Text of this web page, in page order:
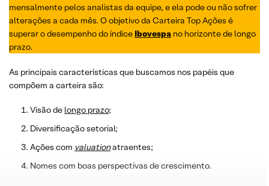
mensalmente pelos analistas da equipe, e ela pode ou não sofrer
alterações a cada mês. O objetivo da Carteira Top Ações é
superar o desempenho do índice Ibovespa no horizonte de longo
prazo.
As principais características que buscamos nos papéis que
compõem a carteira são:
Visão de longo prazo;
Diversificação setorial;
Ações com valuationatraentes;
Nomes com boas perspectivas de crescimento.